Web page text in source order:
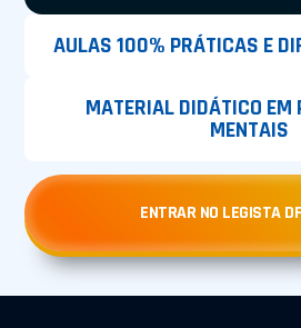
AULAS 100% PRÁTICAS E
MATERIAL DIDÁTICO EM
MENTAIS
ENTRAR NO LEGISTA